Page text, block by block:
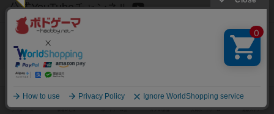
公式YouTubeチャンネル